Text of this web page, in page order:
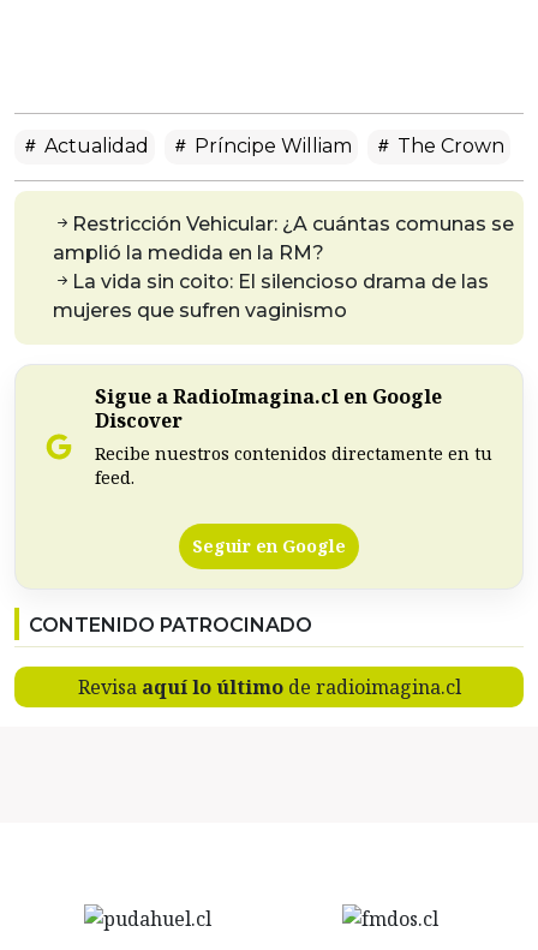
Actualidad Príncipe William The Crown
Restricción Vehicular: ¿A cuántas comunas se
amplió la medida en la RM?
La vida sin coito: El silencioso drama de las
mujeres que sufren vaginismo
Sigue a RadioImagina.cl en Google
Discover
Recibe nuestros contenidos directamente en tu
feed.
Seguir en Google
CONTENIDO PATROCINADO
Revisa aquí lo últimode radioimagina.cl